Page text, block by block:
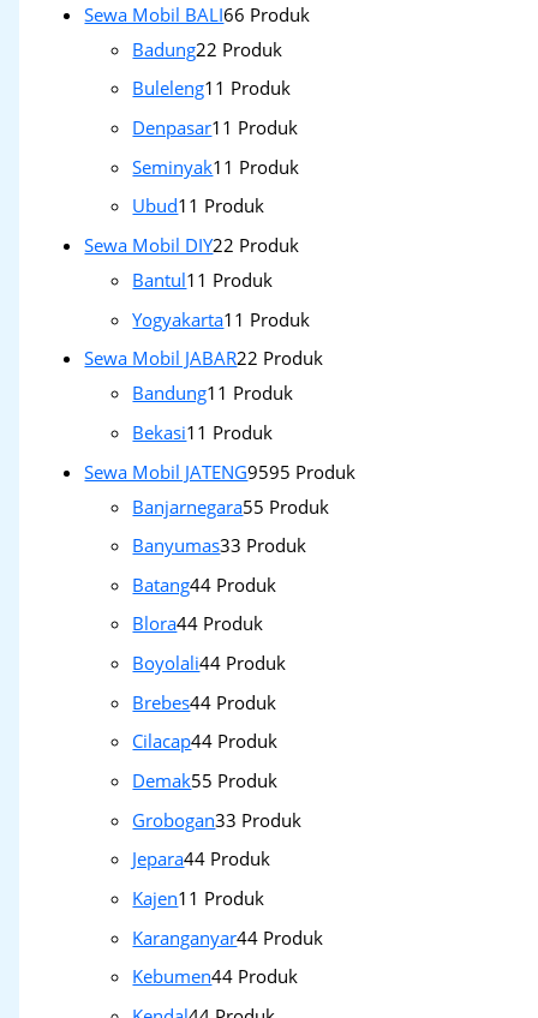
Sewa Mobil BALI66 Produk
Badung22 Produk
Buleleng1 1 Produk
Denpasar1 1 Produk
Seminyak1 1 Produk
Ubud1 1 Produk
Sewa Mobil DIY22 Produk
Bantul1 1 Produk
Yogyakarta1 1 Produk
Sewa Mobil JABAR22 Produk
Bandung1 1 Produk
Bekasi1 1 Produk
Sewa Mobil JATENG9595 Produk
Banjarnegara55 Produk
Banyumas33 Produk
Batang44 Produk
Blora44 Produk
Boyolali44 Produk
Brebes44 Produk
Cilacap44 Produk
Demak55 Produk
Grobogan33 Produk
Jepara44 Produk
Kajen1 1 Produk
Karanganyar44 Produk
Kebumen44 Produk